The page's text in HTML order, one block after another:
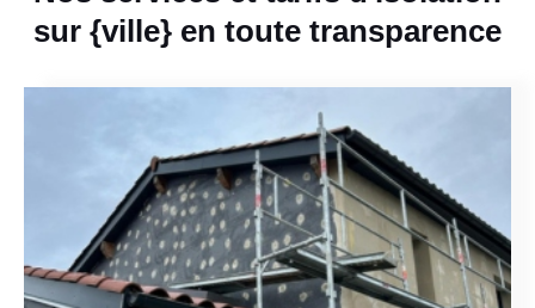
sur {ville} en toute transparence